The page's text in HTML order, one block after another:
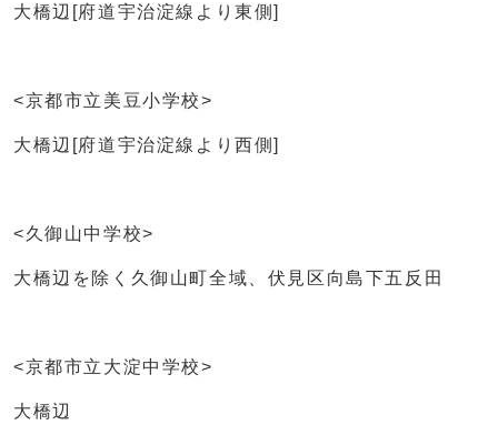
大橋辺[府道宇治淀線より東側]
<京都市立美豆小学校>
大橋辺[府道宇治淀線より西側]
<久御山中学校>
大橋辺を除く久御山町全域、伏見区向島下五反田
<京都市立大淀中学校>
大橋辺